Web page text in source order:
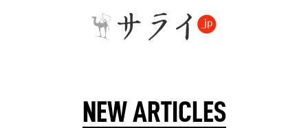
NEW ARTICLES